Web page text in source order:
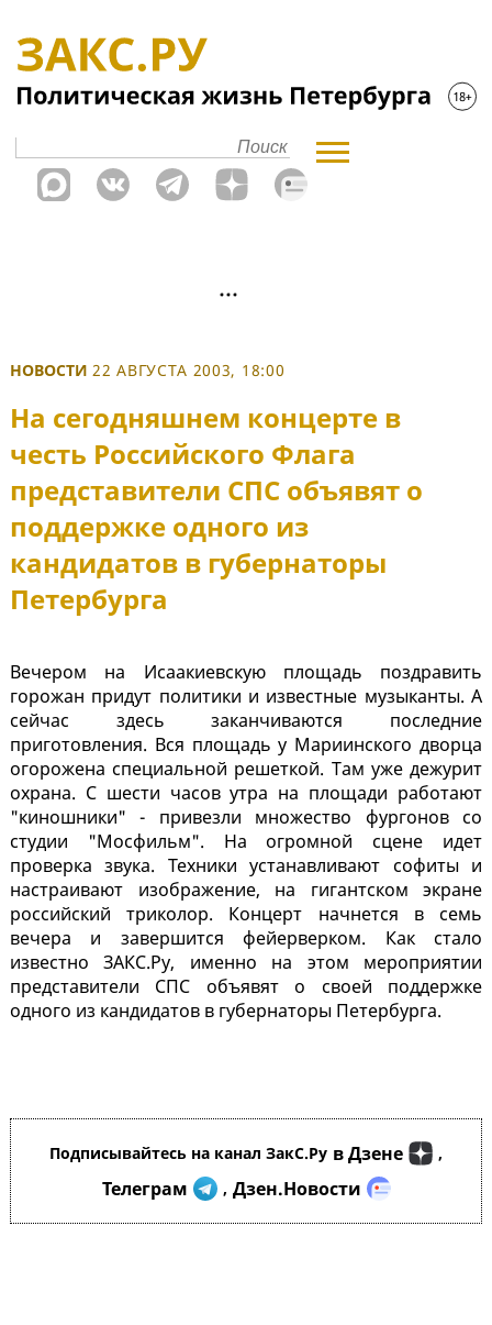
НОВОСТИ 22 АВГУСТА 2003, 18:00
На сегодняшнем концерте в
честь Российского Флага
представители СПС объявят о
поддержке одного из
кандидатов в губернаторы
Петербурга
Вечером на Исаакиевскую площадь поздравить
горожан придут политики и известные музыканты. А
сейчас здесь заканчиваются последние
приготовления. Вся площадь у Мариинского дворца
огорожена специальной решеткой. Там уже дежурит
охрана. С шести часов утра на площади работают
"киношники" - привезли множество фургонов со
студии "Мосфильм". На огромной сцене идет
проверка звука. Техники устанавливают софиты и
настраивают изображение, на гигантском экране
российский триколор. Концерт начнется в семь
вечера и завершится фейерверком. Как стало
известно ЗАКС.Ру, именно на этом мероприятии
представители СПС объявят о своей поддержке
одного из кандидатов в губернаторы Петербурга.
Подписывайтесь на канал ЗакС.Ру в Дзене ,
Телеграм , Дзен.Новости